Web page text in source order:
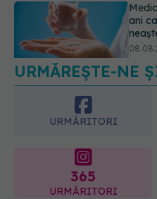
care
URMĂREȘTE-NE
URMĂRITORI
365
URMĂRITORI